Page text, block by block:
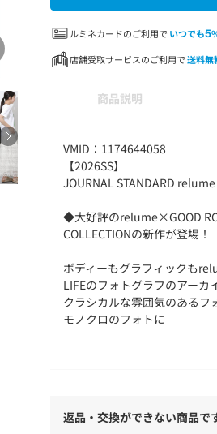
ルミネカードのご利用で いつでも5
店舗受取サービスのご利用で送料無
商品説明
VMID：1174644058
【2026SS】
JOURNAL STANDARD relume
◆大好評のrelume×GOOD
COLLECTIONの新作が登場！
ボディーもグラフィックも
LIFEのフォトグラフのアーカ
クラシカルな雰囲気のあるフ
モノクロのフォトに
カラーが際立つロゴをMIXさ
【GOOD ROCK SPEED / グッ
返品・交換ができない商品で